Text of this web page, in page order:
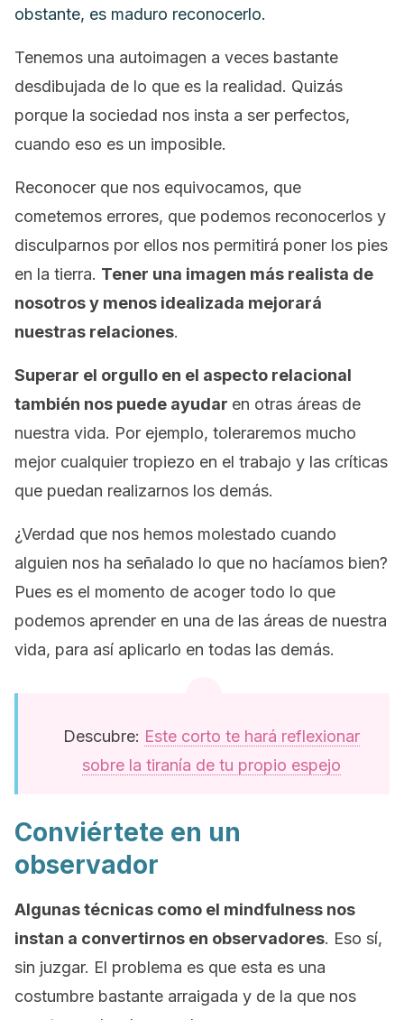
obstante, es maduro reconocerlo.
Tenemos una autoimagen a veces bastante
desdibujada de lo que es la realidad. Quizás
porque la sociedad nos insta a ser perfectos,
cuando eso es un imposible.
Reconocer que nos equivocamos, que
cometemos errores, que podemos reconocerlos y
disculparnos por ellos nos permitirá poner los pies
en la tierra. Tener una imagen más realista de
nosotros y menos idealizada mejorará
nuestras relaciones.
Superar el orgullo en el aspecto relacional
también nos puede ayudar en otras áreas de
nuestra vida. Por ejemplo, toleraremos mucho
mejor cualquier tropiezo en el trabajo y las críticas
que puedan realizarnos los demás.
¿Verdad que nos hemos molestado cuando
alguien nos ha señalado lo que no hacíamos bien?
Pues es el momento de acoger todo lo que
podemos aprender en una de las áreas de nuestra
vida, para así aplicarlo en todas las demás.
Descubre: Este corto te hará reflexionar
sobre la tiranía de tu propio espejo
Conviértete en un
observador
Algunas técnicas como el mindfulness nos
instan a convertirnos en observadores. Eso sí,
sin juzgar. El problema es que esta es una
costumbre bastante arraigada y de la que nos